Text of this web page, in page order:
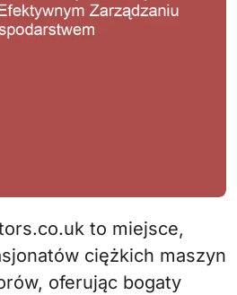
ciężkich maszyn
oferując bogaty